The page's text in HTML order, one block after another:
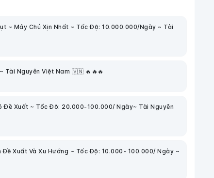
~ Máy Chủ Xịn Nhất ~ Tốc Độ: 10.000.000/Ngày ~ Tài
Tài Nguyên Việt Nam 🇻🇳 🔥🔥🔥
Đề Xuất ~ Tốc Độ: 20.000-100.000/ Ngày~ Tài Nguyên
Xuất Và Xu Hướng ~ Tốc Độ: 10.000- 100.000/ Ngày ~